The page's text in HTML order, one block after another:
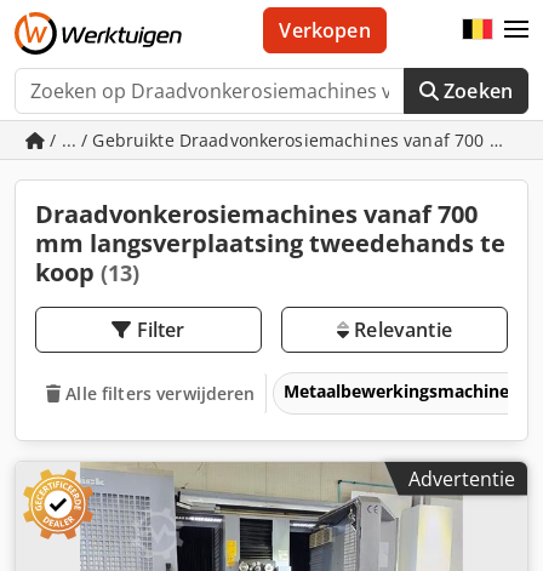
Zoeken
Verkopen
/ ... / Gebruikte Draadvonkerosiemachines vanaf 700 mm
Draadvonkerosiemachines vanaf 700
mm langsverplaatsing tweedehands te
koop (13)
Filter Relevantie
Alle filters verwijderen Metaalbewerkingsmachines
Advertentie